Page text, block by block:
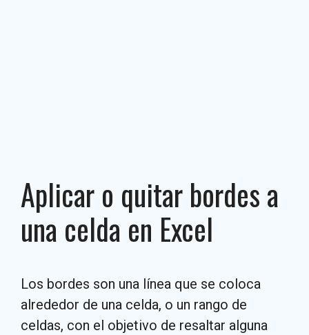
Aplicar o quitar bordes a
una celda en Excel
Los bordes son una línea que se coloca
alrededor de una celda, o un rango de
celdas, con el objetivo de resaltar alguna